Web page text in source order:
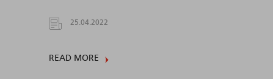
25.04.2022
READ MORE